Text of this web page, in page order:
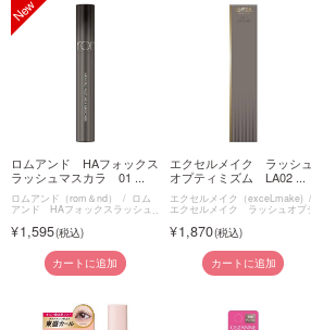
ロムアンド HAフォックス
ラッシュマスカラ 01 ...
ロムアンド（rom＆nd） ロム
アンド HAフォックスラッシュ
1,595
カートに追加
エクセルメイク ラッシュ
オプティミズム LA02 ...
エクセルメイク（exceLmake)
エクセルメイク ラッシュオプテ
1,870
カートに追加